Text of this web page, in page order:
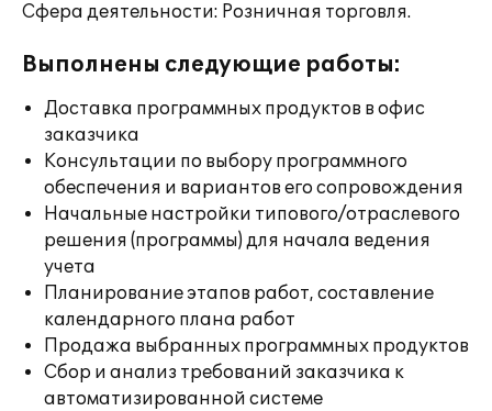
Сфера деятельности: Розничная торговля.
Выполнены следующие работы:
Доставка программных продуктов в офис
заказчика
Консультации по выбору программного
обеспечения и вариантов его сопровождения
Начальные настройки типового/отраслевого
решения (программы) для начала ведения
учета
Планирование этапов работ, составление
календарного плана работ
Продажа выбранных программных продуктов
Сбор и анализ требований заказчика к
автоматизированной системе